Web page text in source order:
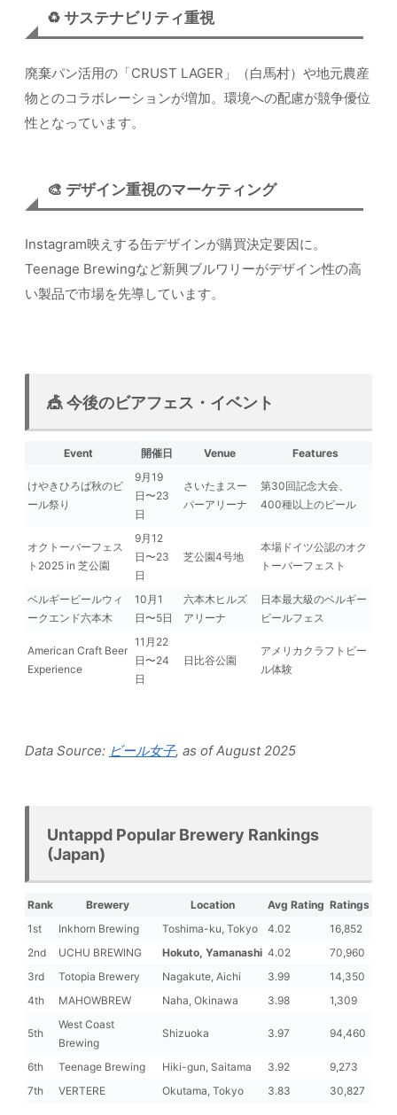
♻️ サステナビリティ重視
廃棄パン活用の「CRUST LAGER」（白馬村）や地元農産
物とのコラボレーションが増加。環境への配慮が競争優位
性となっています。
🎨 デザイン重視のマーケティング
Instagram映えする缶デザインが購買決定要因に。
Teenage Brewingなど新興ブルワリーがデザイン性の高
い製品で市場を先導しています。
🎪 今後のビアフェス・イベント
Event 開催日 Venue Features
けやきひろば秋のビ
ール祭り
9月19
日〜23
日
さいたまスー
パーアリーナ
第30回記念大会、
400種以上のビール
オクトーバーフェス
ト2025 in 芝公園
9月12
日〜23
日
芝公園4号地
本場ドイツ公認のオク
トーバーフェスト
ベルギービールウィ
ークエンド六本木
10月1
日〜5日
六本木ヒルズ
アリーナ
日本最大級のベルギー
ビールフェス
American Craft Beer
Experience
11月22
日〜24
日
日比谷公園
アメリカクラフトビー
ル体験
Data Source: ビール女子, as of August 2025
Untappd Popular Brewery Rankings
(Japan)
Rank Brewery Location Avg Rating Ratings
1st
Inkhorn Brewing Toshima-ku, Tokyo 4.02
16,852
2nd
UCHU BREWING Hokuto, Yamanashi 4.02
70,960
3rd
Totopia Brewery Nagakute, Aichi 3.99
14,350
4th
MAHOWBREW Naha, Okinawa 3.98 1,309
5th
West Coast
Brewing
Shizuoka 3.97 94,460
6th Teenage Brewing Hiki-gun, Saitama 3.92
9,273
7th
VERTERE Okutama, Tokyo 3.83 30,827